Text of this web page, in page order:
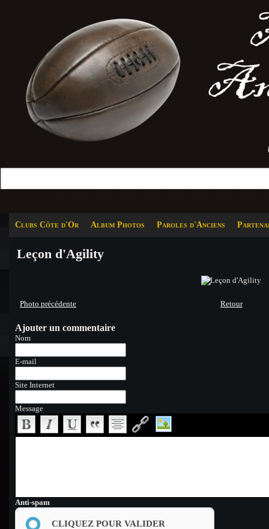
Clubs Côte d'Or Album Photos Paroles d'Anciens
Leçon d'Agility
Photo précédente Retour
Ajouter un commentaire
Nom
E-mail
Site Internet
Message
Anti-spam
CLIQUEZ POUR VALIDER